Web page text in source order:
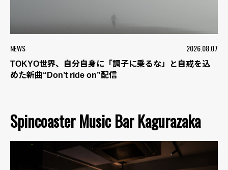
NEWS 2026.08.07
TOKYO世界、自分自身に「調子に乗るな」と自戒を込
めた新曲“Don’t ride on”配信
Spincoaster Music Bar Kagurazaka